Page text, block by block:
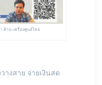
ด้าน เครื่องศูนย์ไทย
างสาย จ่ายเงินสด